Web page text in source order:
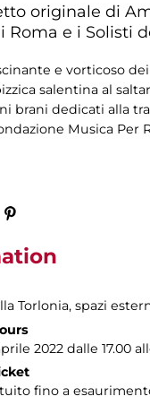
originale di
Roma e i Solisti
e vorticoso
salentina al
brani dedicati alla
Musica Per
Torlonia, spazi
2022 dalle 17.00
fino a